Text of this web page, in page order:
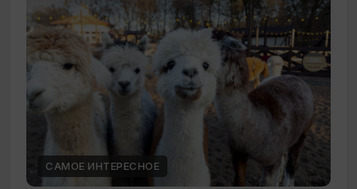
САМОЕ ИНТЕРЕСНОЕ